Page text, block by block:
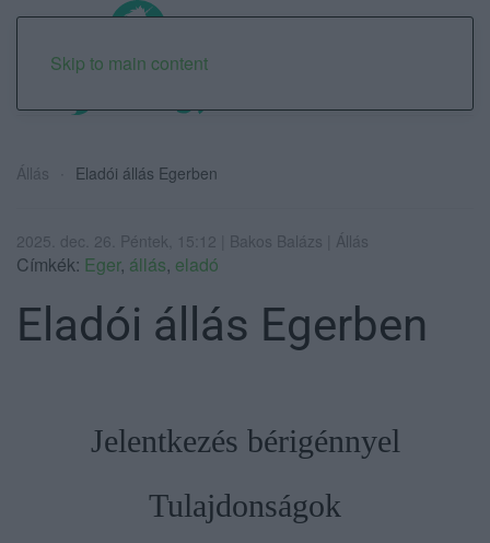
Skip to main content
Állás Eladói állás Egerben
2025. dec. 26. Péntek, 15:12 | Bakos Balázs | Állás
Címkék: Eger, állás, eladó
Eladói állás Egerben
Jelentkezés bérigénnyel
Tulajdonságok